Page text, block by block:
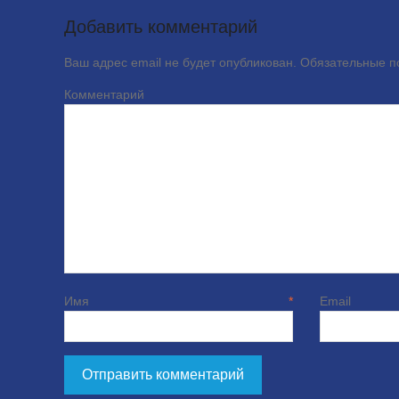
Добавить комментарий
Ваш адрес email не будет опубликован. Обязательные
Имя *